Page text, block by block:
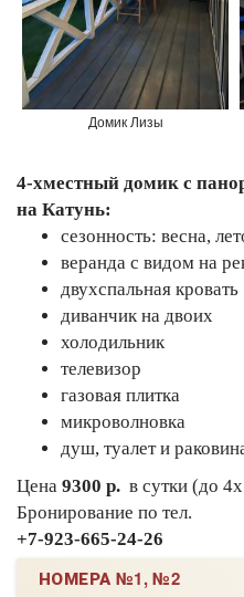
Домик Лизы
4-хместный домик с
на Катунь:
сезонность: весна,
веранда с видом на
двухспальная кровать
диванчик на двоих
холодильник
телевизор
газовая плитка
микроволновка
душ, туалет и
Цена 9300 р. в сутки (до
Бронирование по тел.
+7-923-665-24-26
НОМЕРА №1, №2